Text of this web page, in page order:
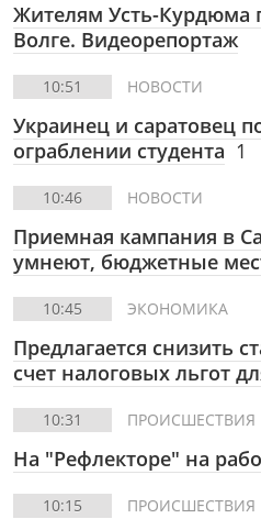
Жителям Усть-Курдюма
Волге. Видеорепортаж
10:51 НОВОСТИ
Украинец и саратовец
ограблении студента 1
10:46 НОВОСТИ
Приемная кампания в
умнеют, бюджетные
10:45 ЭКОНОМИКА
Предлагается снизить
счет налоговых льгот
10:31 ПРОИСШЕСТВИЯ
На "Рефлекторе" на
10:15 ПРОИСШЕСТВИЯ